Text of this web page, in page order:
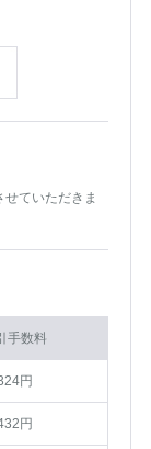
せていただきま
手数料
円
円